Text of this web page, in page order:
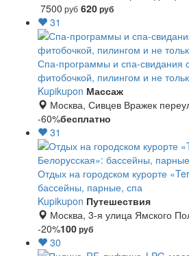
7500 руб 620руб
31
Спа-программы и спа-свидания
фитобочкой, пилингом и не
Kupikupon Массаж
Москва, Сивцев Вражек
-60%бесплатно
31
Отдых на городском курорте
бассейны, парные, спа
Kupikupon Путешествия
Москва, 3-я улица Ямского
-20%100руб
30